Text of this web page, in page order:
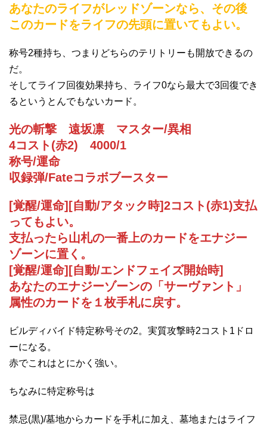
あなたのライフがレッドゾーンなら、その後
このカードをライフの先頭に置いてもよい。
称号2種持ち、つまりどちらのテリトリーも開放できるの
だ。
そしてライフ回復効果持ち、ライフ0なら最大で3回復でき
るというとんでもないカード。
光の斬撃 遠坂凛 マスター/異相
4コスト(赤2) 4000/1
称号/運命
収録弾/Fateコラボブースター
[覚醒/運命][自動/アタック時]2コスト(赤1)支払
ってもよい。
支払ったら山札の一番上のカードをエナジー
ゾーンに置く。
[覚醒/運命][自動/エンドフェイズ開始時]
あなたのエナジーゾーンの「サーヴァント」
属性のカードを１枚手札に戻す。
ビルディバイド特定称号その2。実質攻撃時2コスト1ドロ
ーになる。
赤でこれはとにかく強い。
ちなみに特定称号は
禁忌(黒)/墓地からカードを手札に加え、墓地またはライフ